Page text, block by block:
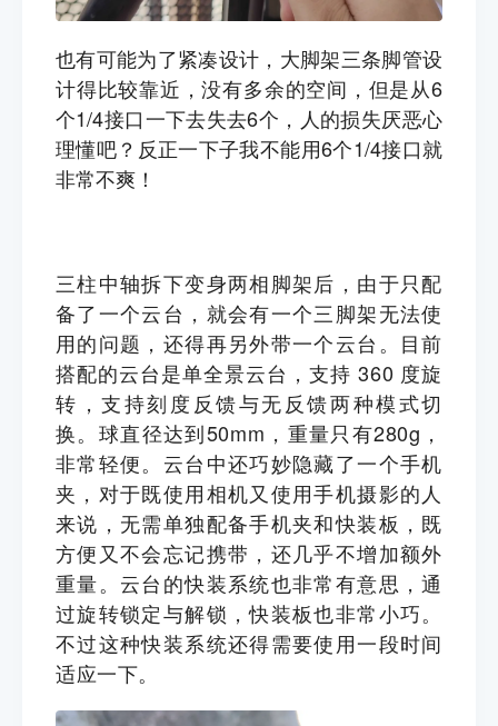
也有可能为了紧凑设计，大脚架三条脚管设
计得比较靠近，没有多余的空间，但是从6
个1/4接口一下去失去6个，人的损失厌恶心
理懂吧？反正一下子我不能用6个1/4接口就
非常不爽！
三柱中轴拆下变身两相脚架后，由于只配
备了一个云台，就会有一个三脚架无法使
用的问题，还得再另外带一个云台。 目前
搭配的云台是单全景云台，支持 360 度旋
转，支持刻度反馈与无反馈两种模式切
换。球直径达到50mm，重量只有280g，
非常轻便。云台中还巧妙隐藏了一个手机
夹，对于既使用相机又使用手机摄影的人
来说，无需单独配备手机夹和快装板，既
方便又不会忘记携带，还几乎不增加额外
重量。云台的快装系统也非常有意思，通
过旋转锁定与解锁，快装板也非常小巧。
不过这种快装系统还得需要使用一段时间
适应一下。